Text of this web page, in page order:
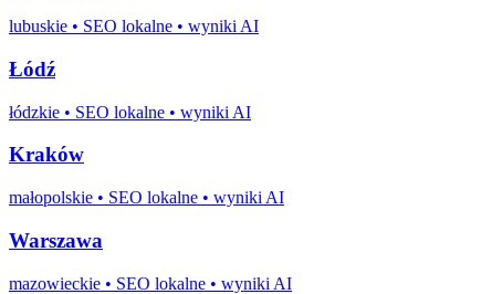
lubuskie • SEO lokalne • wyniki AI
Łódź
łódzkie • SEO lokalne • wyniki AI
Kraków
małopolskie • SEO lokalne • wyniki AI
Warszawa
mazowieckie • SEO lokalne • wyniki AI